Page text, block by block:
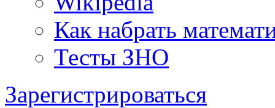
Как набрать
Тесты ЗНО
Зарегистрироваться